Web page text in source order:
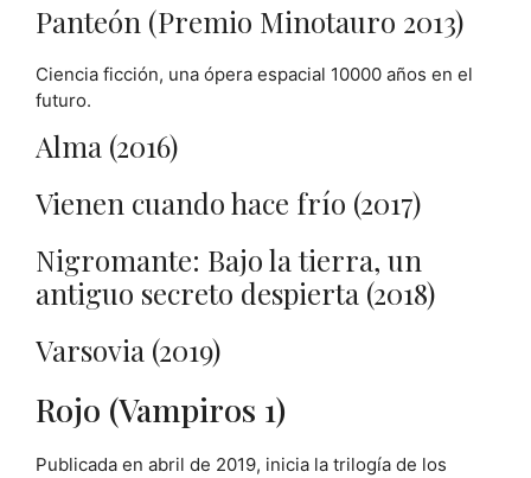
Panteón (Premio Minotauro 2013)
Ciencia ficción, una ópera espacial 10000 años en el
futuro.
Alma (2016)
Vienen cuando hace frío (2017)
Nigromante: Bajo la tierra, un
antiguo secreto despierta (2018)
Varsovia (2019)
Rojo (Vampiros 1)
Publicada en abril de 2019, inicia la trilogía de los